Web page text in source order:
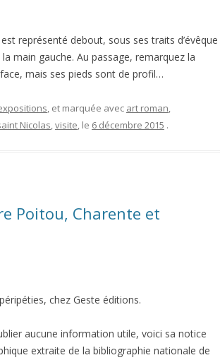
est représenté debout, sous ses traits d’évêque
main gauche. Au passage, remarquez la
mais ses pieds sont de profil…
, et marquée avec art roman,
Nicolas,visite, le 6 décembre 2015 .
Poitou, Charente et
chez Geste éditions.
aucune information utile, voici sa notice
extraite de la bibliographie nationale de